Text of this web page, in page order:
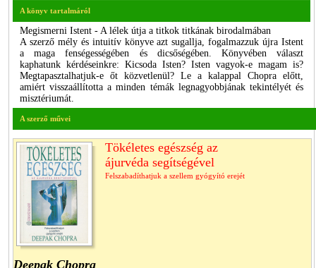
A könyv tartalmáról
Megismerni Istent - A lélek útja a titkok titkának birodalmában
A szerző mély és intuitív könyve azt sugallja, fogalmazzuk újra Istent
a maga fenségességében és dicsőségében. Könyvében választ
kaphatunk kérdéseinkre: Kicsoda Isten? Isten vagyok-e magam is?
Megtapasztalhatjuk-e őt közvetlenül? Le a kalappal Chopra előtt,
amiért visszaállította a minden témák legnagyobbjának tekintélyét és
misztériumát.
A szerző művei
Tökéletes egészség az
ájurvéda segítségével
Felszabadíthatjuk a szellem gyógyító erejét
Deepak Chopra